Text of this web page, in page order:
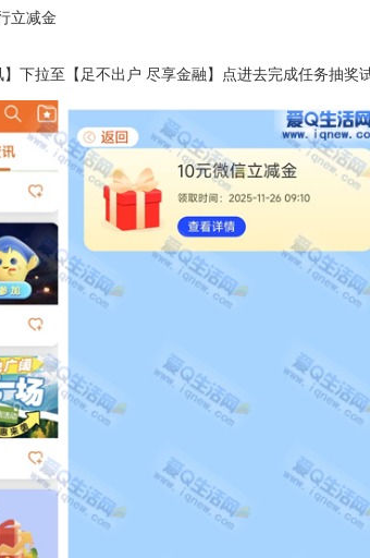
立减金
下拉至【足不出户 尽享金融】点进去完成任务抽奖